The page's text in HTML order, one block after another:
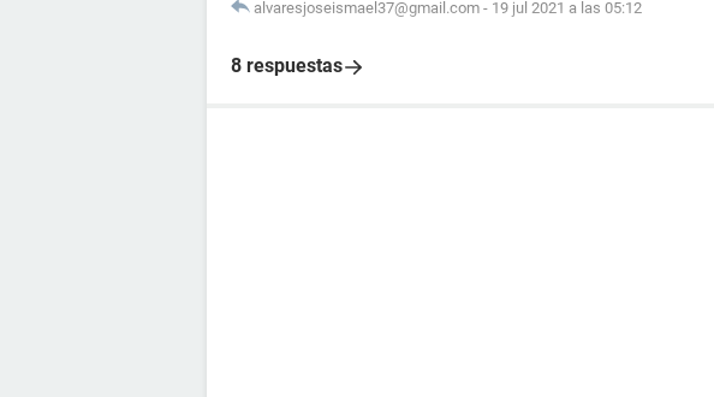
alvaresjoseismael37@gmail.com - 19 jul 2021 a las 05:12
8 respuestas